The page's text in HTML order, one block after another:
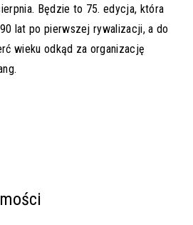
Będzie to 75. edycja, która
lat po pierwszej rywalizacji, a do
wieku odkąd za organizację